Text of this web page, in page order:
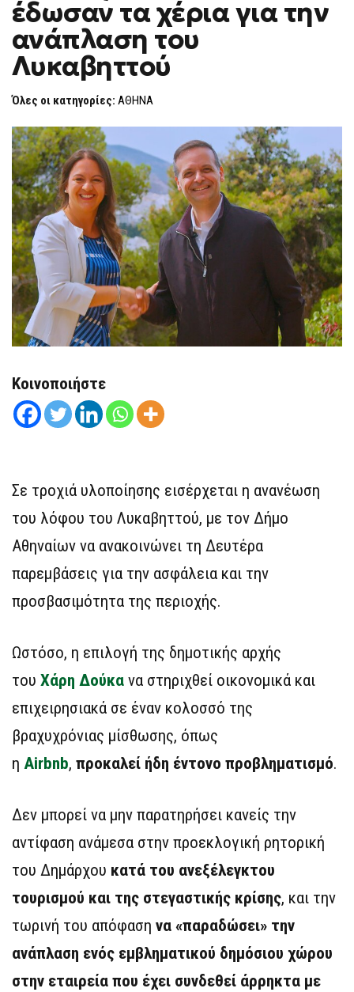
ΈΔΩΣΑΝ
ΤΑ
ΧΈΡΙΑ
ΓΙΑ
ΤΗΝ
ΑΝΆΠΛΑΣΗ
ΛΥΚΑΒΗΤΤΟΎ
έδωσαν τα χέρια για την
ανάπλαση του
Λυκαβηττού
Όλες οι κατηγορίες: ΑΘΗΝΑ
Κοινοποιήστε
Σε τροχιά υλοποίησης εισέρχεται η ανανέωση
του λόφου του Λυκαβηττού, με τον Δήμο
Αθηναίων να ανακοινώνει τη Δευτέρα
παρεμβάσεις για την ασφάλεια και την
προσβασιμότητα της περιοχής.
Ωστόσο, η επιλογή της δημοτικής αρχής
του Χάρη Δούκα να στηριχθεί οικονομικά και
επιχειρησιακά σε έναν κολοσσό της
βραχυχρόνιας μίσθωσης, όπως
η Airbnb, προκαλεί ήδη έντονο προβληματισμό.
Δεν μπορεί να μην παρατηρήσει κανείς την
αντίφαση ανάμεσα στην προεκλογική ρητορική
του Δημάρχου κατά του ανεξέλεγκτου
τουρισμού και της στεγαστικής κρίσης, και την
τωρινή του απόφαση να «παραδώσει» την
ανάπλαση ενός εμβληματικού δημόσιου χώρου
στην εταιρεία που έχει συνδεθεί άρρηκτα με